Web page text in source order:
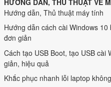
Hướng dẫn, Thủ thuật máy tính
Hướng dẫn cách cài Windows
đơn giản
Cách tạo USB Boot, tạo USB cài
giản, hiệu quả
Khắc phục nhanh lỗi laptop